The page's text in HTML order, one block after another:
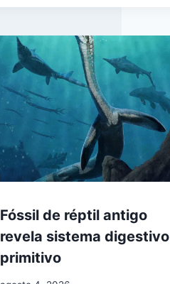
Fóssil de réptil antigo
revela sistema digestivo
primitivo